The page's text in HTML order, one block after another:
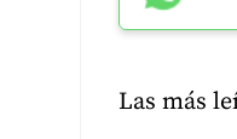
Las más